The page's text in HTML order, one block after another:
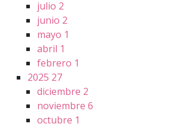
julio 2
junio 2
mayo 1
abril 1
febrero 1
2025 27
diciembre 2
noviembre 6
octubre 1